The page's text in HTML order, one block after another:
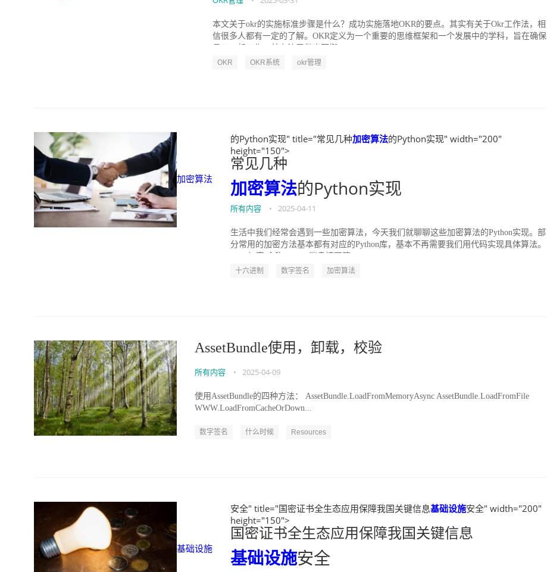
本文关于okr的实施标准步骤是什么？成功实施落地OKR的要点。其实有关于Okr工作法，相
信很多人都有一定的了解。OKR定义为一个重要的思维框架和一个发展中的学科，旨在确保
OKR OKR系统 okr管理
加密算法
的Python实现" title="常见几种加密算法的Python实现" width="200"
height="150">
常见几种
加密算法的Python实现
所有内容 • 2025-04-11
生活中我们经常会遇到一些加密算法，今天我们就聊聊这些加密算法的Python实现。部
分常用的加密方法基本都有对应的Python库，基本不再需要我们用代码实现具体算法。
十六进制 数字签名 加密算法
AssetBundle使用，卸载，校验
所有内容 • 2025-04-09
使用AssetBundle的四种方法： AssetBundle.LoadFromMemoryAsync AssetBundle.LoadFromFile
WWW.LoadFromCacheOrDown...
数字签名 什么时候 Resources
基础设施
安全" title="国密证书全生态应用保障我国关键信息基础设施安全" width="200"
height="150">
国密证书全生态应用保障我国关键信息
基础设施安全